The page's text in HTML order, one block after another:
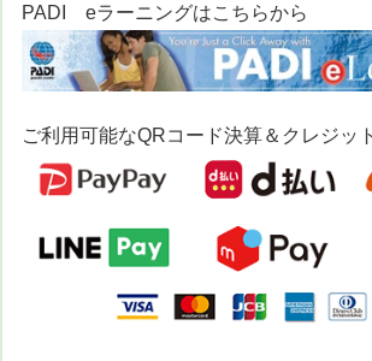
PADI eラーニングはこちらから
ご利用可能なQRコード決算＆クレジッ